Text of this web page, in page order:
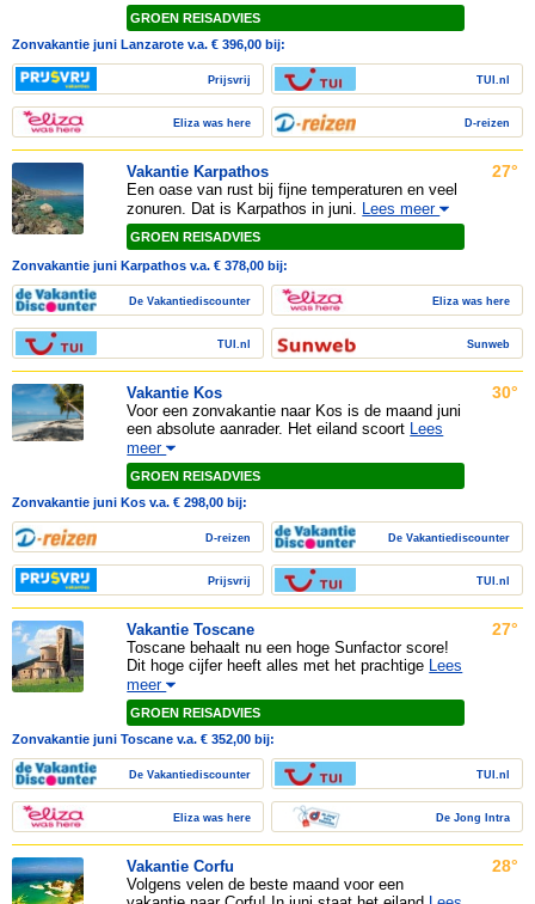
GROEN REISADVIES
Zonvakantie juni Lanzarote v.a. € 396,00 bij:
Prijsvrij
Eliza was here
TUI.nl
D-reizen
Vakantie Karpathos
Een oase van rust bij fijne temperaturen en veel
zonuren. Dat is Karpathos in juni. Lees meer
GROEN REISADVIES
27°
Zonvakantie juni Karpathos v.a. € 378,00 bij:
De Vakantiediscounter
TUI.nl
Eliza was here
Sunweb
Vakantie Kos
Voor een zonvakantie naar Kos is de maand juni
een absolute aanrader. Het eiland scoort Lees
meer
GROEN REISADVIES
30°
Zonvakantie juni Kos v.a. € 298,00 bij:
D-reizen
Prijsvrij
De Vakantiediscounter
TUI.nl
Vakantie Toscane
Toscane behaalt nu een hoge Sunfactor score!
Dit hoge cijfer heeft alles met het prachtige Lees
meer
GROEN REISADVIES
27°
Zonvakantie juni Toscane v.a. € 352,00 bij:
De Vakantiediscounter
Eliza was here
TUI.nl
De Jong Intra
Vakantie Corfu
Volgens velen de beste maand voor een
28°